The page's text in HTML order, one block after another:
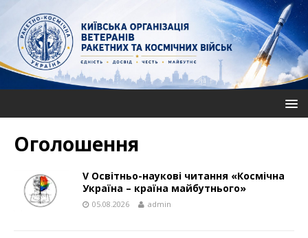
Оголошення
V Освітньо-наукові читання «Космічна
Україна – країна майбутнього»
05.08.2026 admin